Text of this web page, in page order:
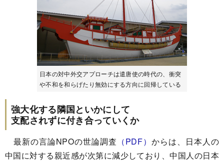
日本の対中外交アプローチは遣唐使の時代の、衝突
や不和を和らげたり無効にする方向に回帰している
強大化する隣国といかにして
支配されずに付き合っていくか
最新の言論NPOの世論調査 （PDF） からは、日本人の
中国に対する親近感が次第に減少しており、中国人の日本